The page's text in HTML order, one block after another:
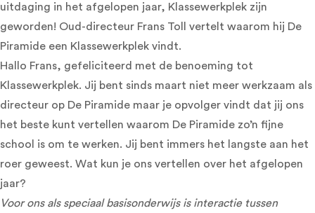
uitdaging in het afgelopen jaar, Klassewerkplek zijn
geworden! Oud-directeur Frans Toll vertelt waarom hij De
Piramide een Klassewerkplek vindt.
Hallo Frans, gefeliciteerd met de benoeming tot
Klassewerkplek. Jij bent sinds maart niet meer werkzaam als
directeur op De Piramide maar je opvolger vindt dat jij ons
het beste kunt vertellen waarom De Piramide zo’n fijne
school is om te werken. Jij bent immers het langste aan het
roer geweest. Wat kun je ons vertellen over het afgelopen
jaar?
Voor ons als speciaal basisonderwijs is interactie tussen